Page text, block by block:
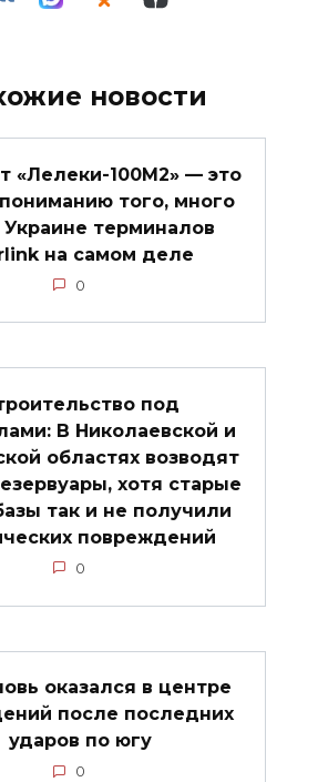
новости
«Лелеки-100М2» — это
того, много
Украине терминалов
на самом деле
0
под
В Николаевской и
областях возводят
хотя старые
так и не получили
повреждений
0
оказался в центре
после последних
ударов по югу
0